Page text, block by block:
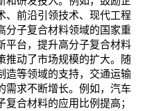
、前沿引领技术、现代工程
分子复合材料领域的国家重
平台，提升高分子复合材料
推动了市场规模的扩大。随
造等领域的支持，交通运输
需求不断增长。例如，汽车
合材料的应用比例提高；